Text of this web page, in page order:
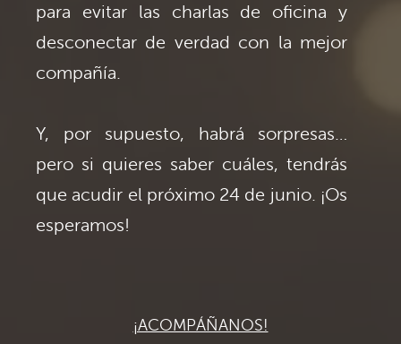
para evitar las charlas de oficina y
desconectar de verdad con la mejor
compañía.
Y, por supuesto, habrá sorpresas…
pero si quieres saber cuáles, tendrás
que acudir el próximo 24 de junio. ¡Os
esperamos!
¡ACOMPÁÑANOS!